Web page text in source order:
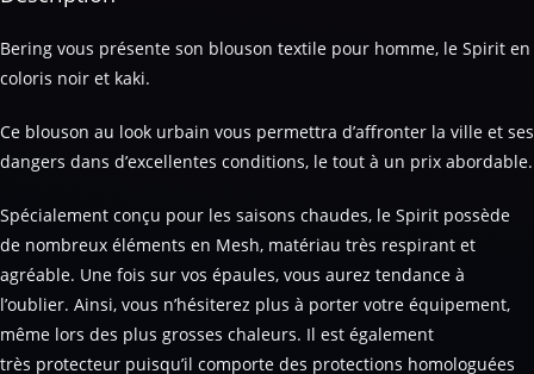
Bering vous présente son blouson textile pour homme, le Spirit en
coloris noir et kaki.
Ce blouson au look urbain vous permettra d’affronter la ville et ses
dangers dans d’excellentes conditions, le tout à un prix abordable.
Spécialement conçu pour les saisons chaudes, le Spirit possède
de nombreux éléments en Mesh, matériau très respirant et
agréable. Une fois sur vos épaules, vous aurez tendance à
l’oublier. Ainsi, vous n’hésiterez plus à porter votre équipement,
même lors des plus grosses chaleurs. Il est également
très protecteur puisqu’il comporte des protections homologuées